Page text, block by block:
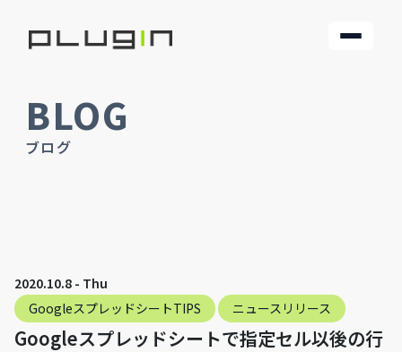
BLOG
ブログ
2020.10.8 - Thu
GoogleスプレッドシートTIPS
ニュースリリース
Googleスプレッドシートで指定セル以後の行